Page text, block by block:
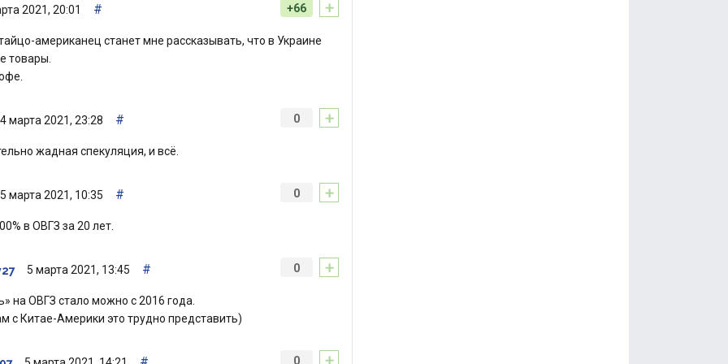
+
+66
2021, 20:01 #
американец станет мне рассказывать, что в Украине
товары.
+
0
4 марта 2021, 23:28 #
жадная спекуляция, и всё.
+
0
5 марта 2021, 10:35 #
в ОВГЗ за 20 лет.
+
0
5 марта 2021, 13:45 #
на ОВГЗ стало можно с 2016 года.
с Китае-Америки это трудно представить)
0